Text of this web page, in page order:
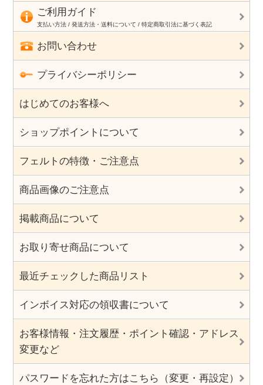
ご利用ガイド
支払い方法 / 発送方法・送料について / 特定商取引法に基づく表記
お問い合わせ
プライバシーポリシー
はじめてのお客様へ
ショップポイントについて
フェルトの特徴・ご注意点
商品画像のご注意点
掲載商品について
お取り寄せ商品について
最近チェックした商品リスト
インボイス対応の領収書について
お客様情報・注文履歴・ポイント確認・アドレス
変更など
パスワードを忘れた方はこちら（変更・再設定）